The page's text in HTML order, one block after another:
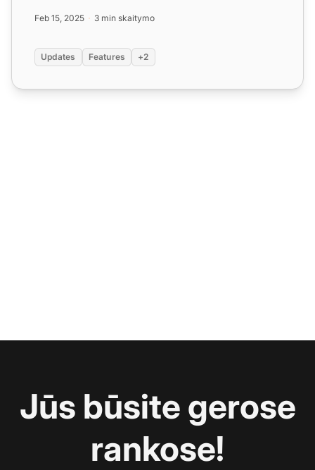
Feb 15, 2025 3 min skaitymo
Updates Features +2
Jūs būsite gerose
rankose!